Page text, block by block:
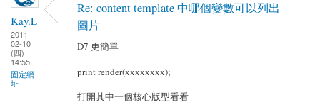
Kay.L
2011-
02-10
(四)
14:55
固定網
址
Re: content template 中哪個變數可以列出
圖片
D7 更簡單
print render(xxxxxxxx);
打開其中一個核心版型看看